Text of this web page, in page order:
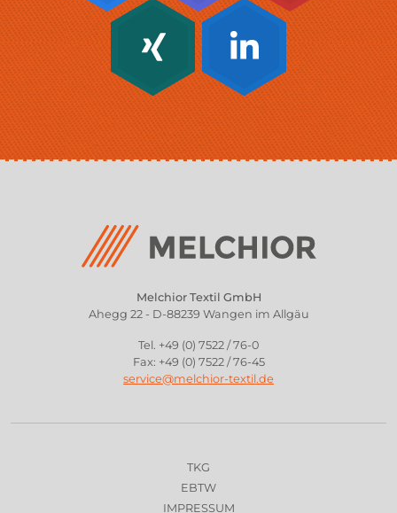
Melchior Textil GmbH
Ahegg 22 - D-88239 Wangen im Allgäu
Tel. +49 (0) 7522 / 76-0
Fax: +49 (0) 7522 / 76-45
service@melchior-textil.de
TKG
EBTW
IMPRESSUM